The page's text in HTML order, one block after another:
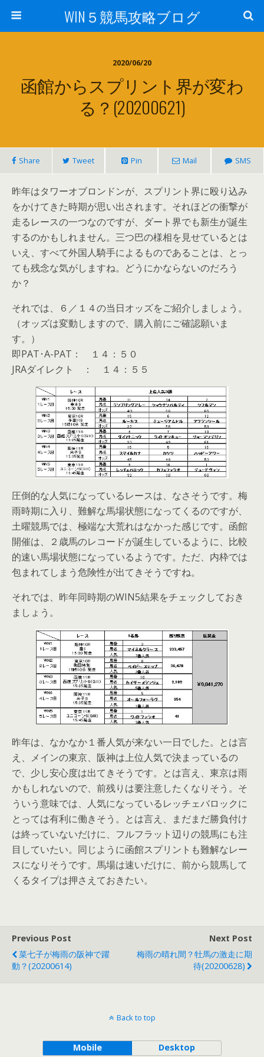
WIN５競馬攻略ブログ
2020/06/20
函館からスプリント界が変わ
る？(20200621)
Share Tweet Pin Mail SMS
昨年はタワーオブロンドンが、スプリント界に殴り込み
をかけてきた時期が思い出されます。それほどの衝撃が
走るレースの一つなのですが、ダート界でも新生が誕生
するのかもしれません。三つ巴の様相を見せているとは
いえ、すべて外国人騎手によるものであることは、とっ
ても残念な気がしますね。どうにかならないのだろう
か？
それでは、６／１４の当日オッズをご紹介しましょう。
（オッズは変動しますので、購入前にご確認願いま
す。）
即PAT･A-PAT： １４：５０
JRAダイレクト ： １４：５５
圧倒的な人気になっているレースは、なさそうです。梅
雨時期に入り、難解な馬場状態になってくるのですが、
土曜競馬では、極端な大荒れはなかった感じです。函館
開催は、２歳馬のレコードが誕生しているように、比較
的速い馬場状態になっているようです。ただ、内枠では
包まれてしまう危険性が出てきそうですね。
それでは、昨年同時期のWIN5結果をチェックしておき
ましょう。
昨年は、なかなか１番人気が来ない一日でした。とは言
え、メインの東京、阪神は上位人気で決まっているの
で、少し安心度は出てきそうです。とは言え、東京は雨
かもしれないので、前残りは要注意したくなりそう。そ
ういう意味では、人気になっているレッチェバロックに
とっては有利に働きそう。とは言え、まだまだ勝負付け
は終っていないだけに、フルフラット辺りの競馬にも注
目していたい。同じように函館スプリントも難解なレー
スになりそうです。馬場は速いだけに、前から競馬して
くるタイプは押さえておきたい。
Previous Post
菜七子が梅雨の阪神で躍
動？(20200614)
Next Post
梅雨の晴れ間？牡馬の激走に期
待(20200628)
Back to top
Mobile Desktop